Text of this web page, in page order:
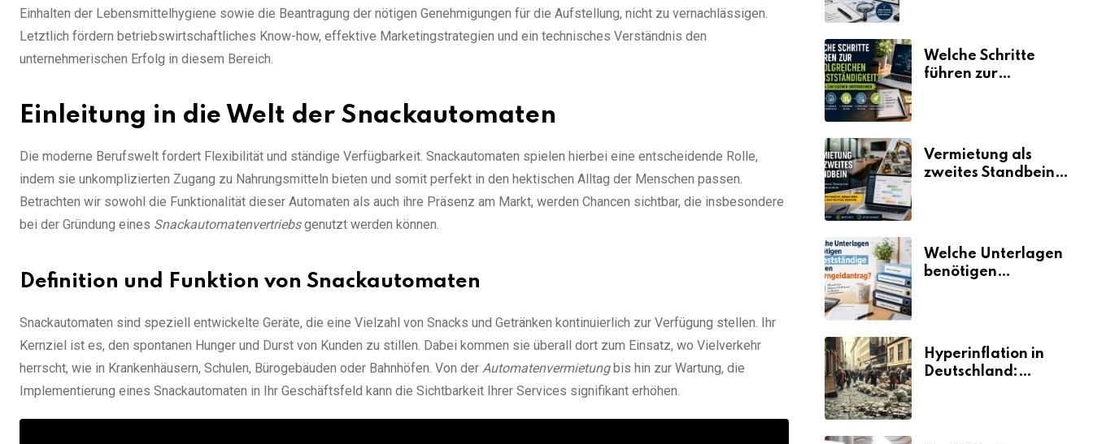
Einhalten der Lebensmittelhygiene sowie die Beantragung der nötigen Genehmigungen für die Aufstellung, nicht zu vernachlässigen.
Letztlich fördern betriebswirtschaftliches Know-how, effektive Marketingstrategien und ein technisches Verständnis den
unternehmerischen Erfolg in diesem Bereich.
Einleitung in die Welt der Snackautomaten
Die moderne Berufswelt fordert Flexibilität und ständige Verfügbarkeit. Snackautomaten spielen hierbei eine entscheidende Rolle,
indem sie unkomplizierten Zugang zu Nahrungsmitteln bieten und somit perfekt in den hektischen Alltag der Menschen passen.
Betrachten wir sowohl die Funktionalität dieser Automaten als auch ihre Präsenz am Markt, werden Chancen sichtbar, die insbesondere
bei der Gründung eines Snackautomatenvertriebsgenutzt werden können.
Definition und Funktion von Snackautomaten
Snackautomaten sind speziell entwickelte Geräte, die eine Vielzahl von Snacks und Getränken kontinuierlich zur Verfügung stellen. Ihr
Kernziel ist es, den spontanen Hunger und Durst von Kunden zu stillen. Dabei kommen sie überall dort zum Einsatz, wo Vielverkehr
herrscht, wie in Krankenhäusern, Schulen, Bürogebäuden oder Bahnhöfen. Von der Automatenvermietungbis hin zur Wartung, die
Implementierung eines Snackautomaten in Ihr Geschäftsfeld kann die Sichtbarkeit Ihrer Services signifikant erhöhen.
Welche Schritte
führen zur
Vermietung als
zweites Standbein:
Umsätze machen
Welche Unterlagen
benötigen
Hyperinflation in
Deutschland: